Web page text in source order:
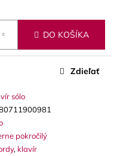
DO KOŠÍKA
sólo
pokročilý
, klavír
Zdieľať